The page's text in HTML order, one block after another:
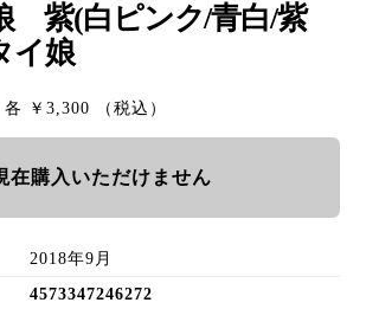
紫(白ピンク/青白/紫
イ娘
各 ￥3,300 （税込）
在購入いただけません
2018年9月
4573347246272